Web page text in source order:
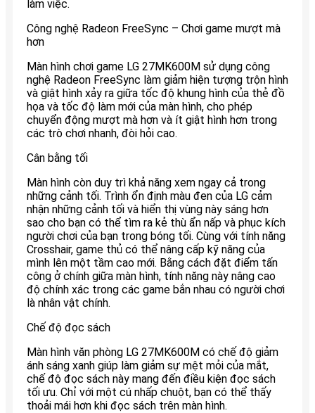
làm việc.
Công nghệ Radeon FreeSync – Chơi game mượt mà
hơn
Màn hình chơi game LG 27MK600M sử dụng công
nghệ Radeon FreeSync làm giảm hiện tượng trộn hình
và giật hình xảy ra giữa tốc độ khung hình của thẻ đồ
họa và tốc độ làm mới của màn hình, cho phép
chuyển động mượt mà hơn và ít giật hình hơn trong
các trò chơi nhanh, đòi hỏi cao.
Cân bằng tối
Màn hình còn duy trì khả năng xem ngay cả trong
những cảnh tối. Trình ổn định màu đen của LG cảm
nhận những cảnh tối và hiển thị vùng này sáng hơn
sao cho bạn có thể tìm ra kẻ thù ẩn nấp và phục kích
người chơi của bạn trong bóng tối. Cùng với tính năng
Crosshair, game thủ có thể nâng cấp kỹ năng của
mình lên một tầm cao mới. Bằng cách đặt điểm tấn
công ở chính giữa màn hình, tính năng này nâng cao
độ chính xác trong các game bắn nhau có người chơi
là nhân vật chính.
Chế độ đọc sách
Màn hình văn phòng LG 27MK600M có chế độ giảm
ánh sáng xanh giúp làm giảm sự mệt mỏi của mắt,
chế độ đọc sách này mang đến điều kiện đọc sách
tối ưu. Chỉ với một cú nhấp chuột, bạn có thể thấy
thoải mái hơn khi đọc sách trên màn hình.